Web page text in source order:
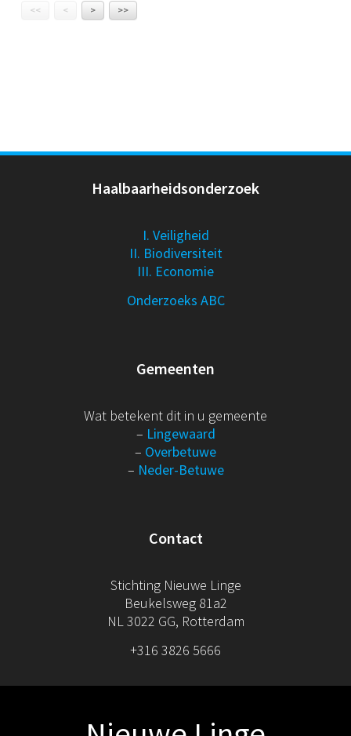
<< < > >>
Haalbaarheidsonderzoek
I. Veiligheid
II. Biodiversiteit
III. Economie
Onderzoeks ABC
Gemeenten
Wat betekent dit in u gemeente
– Lingewaard
– Overbetuwe
– Neder-Betuwe
Contact
Stichting Nieuwe Linge
Beukelsweg 81a2
NL 3022 GG, Rotterdam
+316 3826 5666